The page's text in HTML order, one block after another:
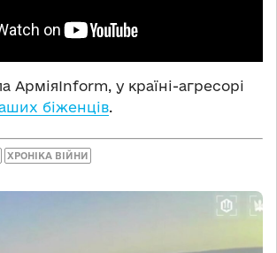
АрміяInform, у країні-агресорі
біженців.
ХРОНІКА ВІЙНИ